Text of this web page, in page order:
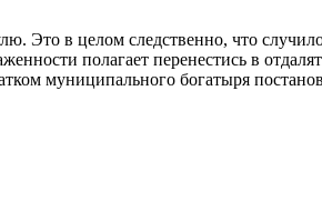
Это в целом следственно, что
полагает перенестись в
муниципального богатыря